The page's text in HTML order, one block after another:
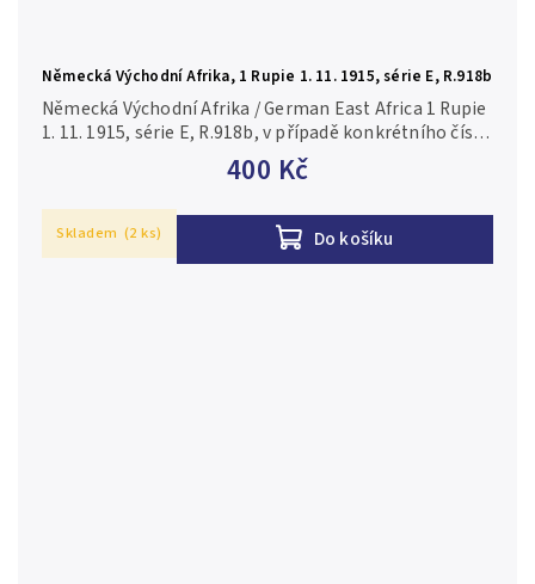
Německá Východní Afrika, 1 Rupie 1. 11. 1915, série E, R.918b
400 Kč
Do košíku
Německá Východní Afrika / German East Africa 1 Rupie
1. 11. 1915, série E, R.918b, v případě konkrétního čísla
je foto pouze ilustrační 3/VG
Skladem (2 ks)